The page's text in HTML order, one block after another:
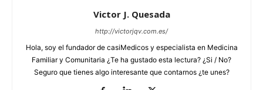
Victor J. Quesada
http://victorjqv.com.es/
Hola, soy el fundador de casiMedicos y especialista en Medicina
Familiar y Comunitaria ¿Te ha gustado esta lectura? ¿Si / No?
Seguro que tienes algo interesante que contarnos ¿te unes?